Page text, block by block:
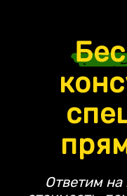
Ответим на